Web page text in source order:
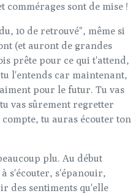
commérages sont de mise !
10 de retrouvé", même si
(et auront de grandes
prête pour ce qui t'attend,
l'entends car maintenant,
pour le futur. Tu vas
vas sûrement regretter
tu auras écouter ton
plu. Au début
s'écouter, s'épanouir,
des sentiments qu'elle